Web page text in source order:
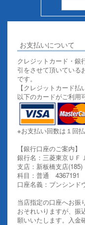
お支払いについて
クレジットカード・銀
引をさせて頂いている
です。
【クレジットカード払
以下のカードがご利用
※お支払い回数は１回
【銀行口座のご案内】
銀行名：三菱東京ＵＦ
支店：新板橋支店(185)
科目：普通 4367191
口座名義：ブンシンド
当店指定の口座へお振
おそれいりますが、振
願いいたします。入金